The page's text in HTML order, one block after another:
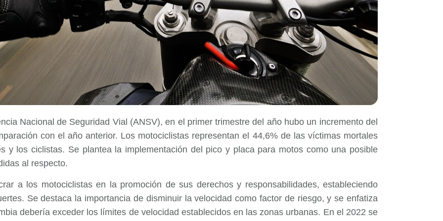
Nacional de Seguridad Vial (ANSV), en el primer trimestre del año hubo un incremento del
con el año anterior. Los motociclistas representan el 44,6% de las víctimas mortales
y los ciclistas. Se plantea la implementación del pico y placa para motos como una posible
al respecto.
a los motociclistas en la promoción de sus derechos y responsabilidades, estableciendo
Se destaca la importancia de disminuir la velocidad como factor de riesgo, y se enfatiza
debería exceder los límites de velocidad establecidos en las zonas urbanas. En el 2022 se